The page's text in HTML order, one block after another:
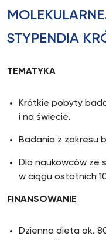
STYPENDIA
TEMATYKA
Krótkie pobyty
i na świecie.
Badania z zakresu
Dla naukowców ze
w ciągu ostatnich
FINANSOWANIE
Dzienna dieta ok.